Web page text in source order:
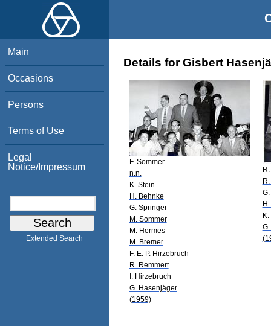
Main
Occasions
Persons
Terms of Use
Legal
Notice/Impressum
Extended Search
Details for Gisbert
F. Sommer
n.n.
K. Stein
H. Behnke
G. Springer
M. Sommer
M. Hermes
M. Bremer
F. E. P. Hirzebruch
R. Remmert
I. Hirzebruch
G. Hasenjäger
(1959)